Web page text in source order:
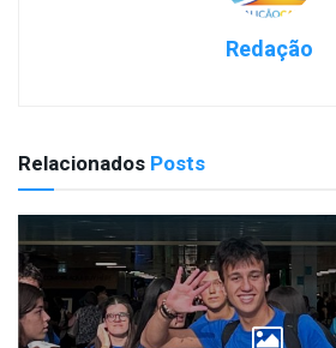
Redação
Relacionados Posts